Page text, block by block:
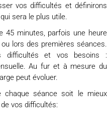
vos difficultés et définirons
sera le plus utile.
45 minutes, parfois une heure
lors des premières séances.
difficultés et vos besoins :
Au fur et à mesure du
peut évoluer.
chaque séance soit le mieux
vos difficultés: